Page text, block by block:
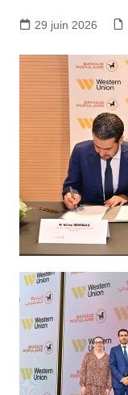
29 juin 2026